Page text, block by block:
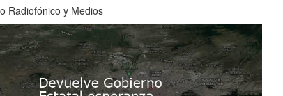
Radiofónico y Medios